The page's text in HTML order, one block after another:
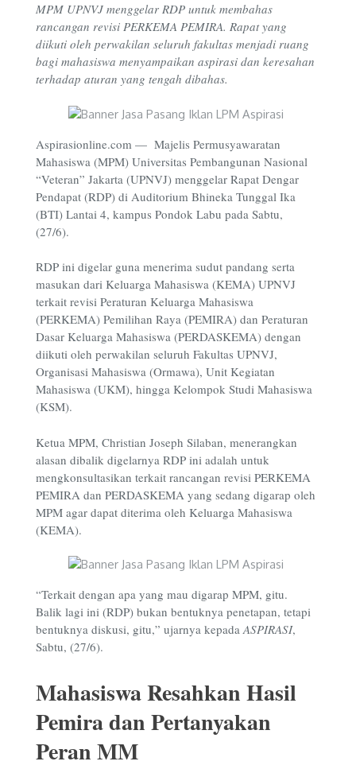
MPM UPNVJ menggelar RDP untuk membahas
rancangan revisi PERKEMA PEMIRA. Rapat yang
diikuti oleh perwakilan seluruh fakultas menjadi ruang
bagi mahasiswa menyampaikan aspirasi dan keresahan
terhadap aturan yang tengah dibahas.
Aspirasionline.com — Majelis Permusyawaratan
Mahasiswa (MPM) Universitas Pembangunan Nasional
“Veteran” Jakarta (UPNVJ) menggelar Rapat Dengar
Pendapat (RDP) di Auditorium Bhineka Tunggal Ika
(BTI) Lantai 4, kampus Pondok Labu pada Sabtu,
(27/6).
RDP ini digelar guna menerima sudut pandang serta
masukan dari Keluarga Mahasiswa (KEMA) UPNVJ
terkait revisi Peraturan Keluarga Mahasiswa
(PERKEMA) Pemilihan Raya (PEMIRA) dan Peraturan
Dasar Keluarga Mahasiswa (PERDASKEMA) dengan
diikuti oleh perwakilan seluruh Fakultas UPNVJ,
Organisasi Mahasiswa (Ormawa), Unit Kegiatan
Mahasiswa (UKM), hingga Kelompok Studi Mahasiswa
(KSM).
Ketua MPM, Christian Joseph Silaban, menerangkan
alasan dibalik digelarnya RDP ini adalah untuk
mengkonsultasikan terkait rancangan revisi PERKEMA
PEMIRA dan PERDASKEMA yang sedang digarap oleh
MPM agar dapat diterima oleh Keluarga Mahasiswa
(KEMA).
“Terkait dengan apa yang mau digarap MPM, gitu.
Balik lagi ini (RDP) bukan bentuknya penetapan, tetapi
bentuknya diskusi, gitu,” ujarnya kepadaASPIRASI,
Sabtu, (27/6).
Mahasiswa Resahkan Hasil
Pemira dan Pertanyakan
Peran MM